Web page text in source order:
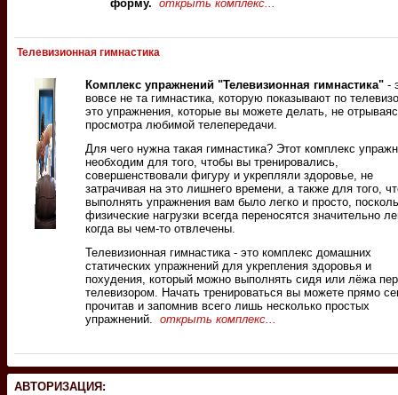
форму. открыть комплекс...
Телевизионная гимнастика
Комплекс упражнений "Телевизионная гимнастика" -
вовсе не та гимнастика, которую показывают по
это упражнения, которые вы можете делать, не
просмотра любимой телепередачи.
Для чего нужна такая гимнастика? Этот комплекс
необходим для того, чтобы вы тренировались,
совершенствовали фигуру и укрепляли здоровье, не
затрачивая на это лишнего времени, а также для того,
выполнять упражнения вам было легко и просто,
физические нагрузки всегда переносятся значительно
когда вы чем-то отвлечены.
Телевизионная гимнастика - это комплекс домашних
статических упражнений для укрепления здоровья и
похудения, который можно выполнять сидя или лёжа
телевизором. Начать тренироваться вы можете прямо
прочитав и запомнив всего лишь несколько простых
упражнений. открыть комплекс...
АВТОРИЗАЦИЯ: